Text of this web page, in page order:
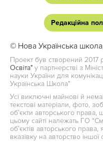
Редакційна
© Нова Українська
Проект був створений 2017
Освіта" у партнерстві з
науки України для
Українська Школа"
Усі виключні майнові й
текстові матеріали, фото,
об’єкти авторського права,
цьому сайті належать ГО
об’єктів авторського права,
вказівку на авторство іншої